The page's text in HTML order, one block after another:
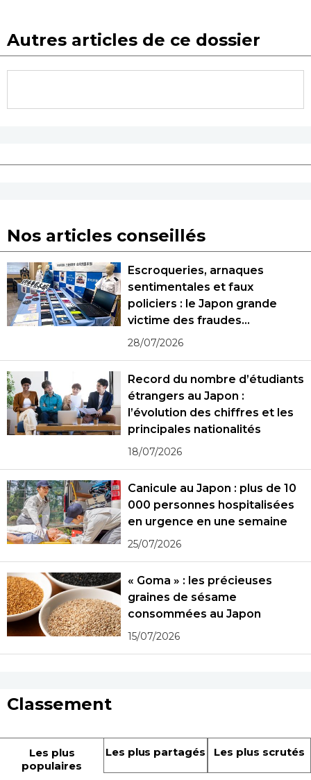
Autres articles de ce dossier
Nos articles conseillés
Escroqueries, arnaques
sentimentales et faux
policiers : le Japon grande
victime des fraudes
spécialisées
28/07/2026
Record du nombre d’étudiants
étrangers au Japon :
l’évolution des chiffres et les
principales nationalités
18/07/2026
Canicule au Japon : plus de 10
000 personnes hospitalisées
en urgence en une semaine
25/07/2026
« Goma » : les précieuses
graines de sésame
consommées au Japon
15/07/2026
Classement
Les plus
populaires
Les plus partagés Les plus scrutés